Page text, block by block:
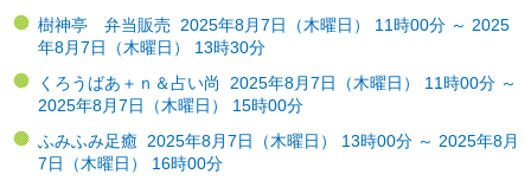
樹神亭 弁当販売 2025年8月7日（木曜日） 11時00分 ～ 2025
年8月7日（木曜日） 13時30分
くろうばあ＋ｎ＆占い尚 2025年8月7日（木曜日） 11時00分 ～
2025年8月7日（木曜日） 15時00分
ふみふみ足癒 2025年8月7日（木曜日） 13時00分 ～ 2025年8月
7日（木曜日） 16時00分